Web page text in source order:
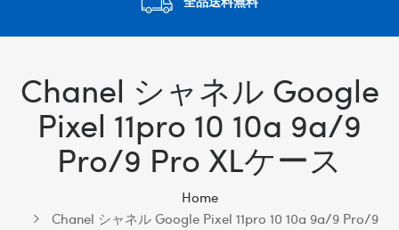
Chanel シャネル Google
Pixel 11pro 10 10a 9a/9
Pro/9 Pro XLケース
Home
Chanel シャネル Google Pixel 11pro 10 10a 9a/9 Pro/9